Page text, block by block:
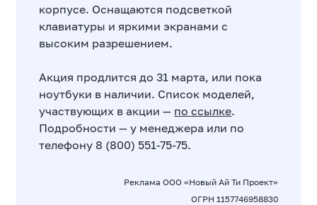
корпусе. Оснащаются подсветкой
клавиатуры и яркими экранами с
высоким разрешением.
Акция продлится до 31 марта, или пока
ноутбуки в наличии. Список моделей,
участвующих в акции — по ссылке.
Подробности — у менеджера или по
телефону 8 (800) 551-75-75.
Реклама ООО «Новый Ай Ти Проект»
ОГРН 1157746958830